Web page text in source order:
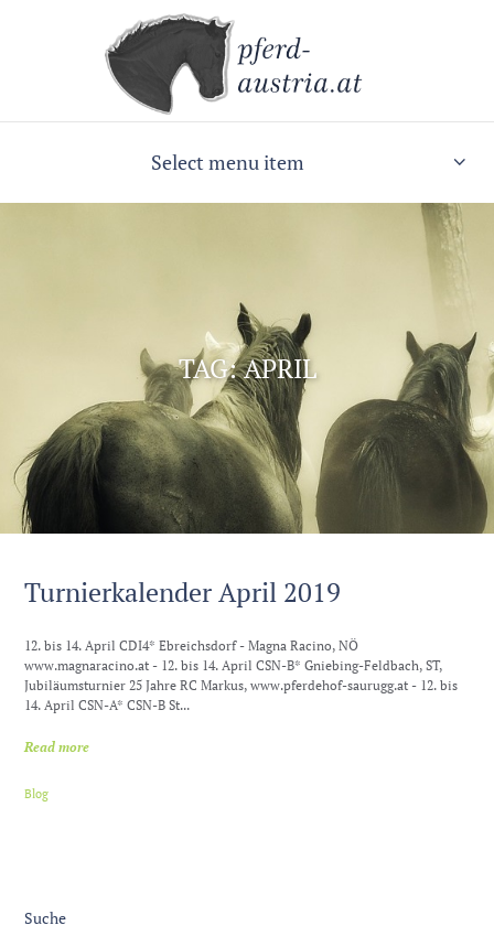
Select menu item
TAG: APRIL
Turnierkalender April 2019
12. bis 14. April CDI4* Ebreichsdorf - Magna Racino, NÖ
www.magnaracino.at - 12. bis 14. April CSN-B* Gniebing-Feldbach, ST,
Jubiläumsturnier 25 Jahre RC Markus, www.pferdehof-saurugg.at - 12. bis
14. April CSN-A* CSN-B St...
Read more
Blog
Suche